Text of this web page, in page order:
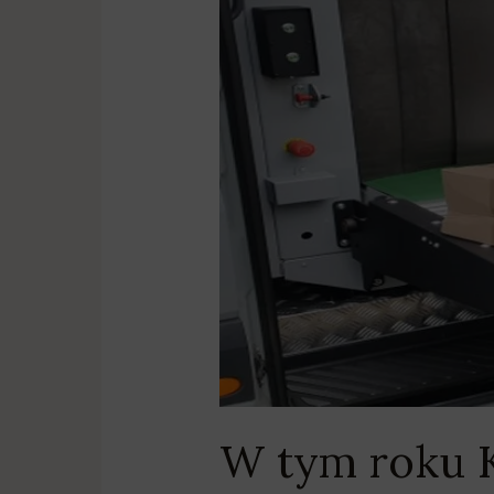
W tym roku
złotych